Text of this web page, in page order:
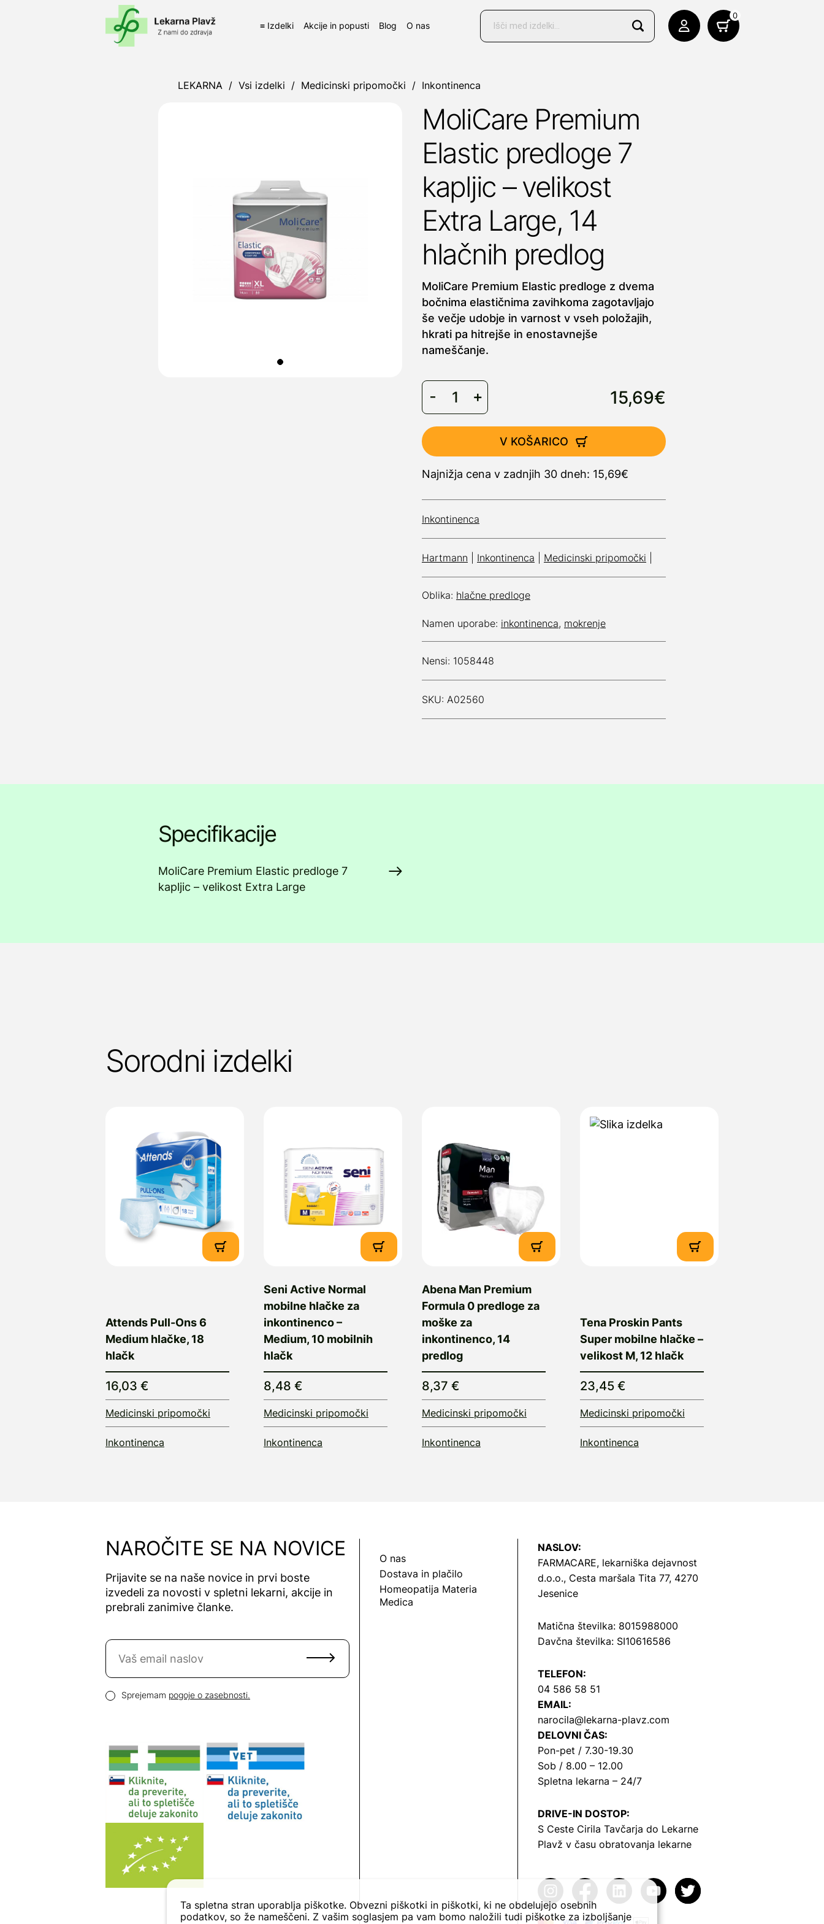
≡ Izdelki Akcije in popusti Blog O nas
Products
search
0
LEKARNA / Vsi izdelki / Medicinski pripomočki / Inkontinenca
MoliCare Premium
Elastic predloge 7
kapljic – velikost
Extra Large, 14
hlačnih predlog
MoliCare Premium Elastic predloge z dvema
bočnima elastičnima zavihkoma zagotavljajo
še večje udobje in varnost v vseh položajih,
hkrati pa hitrejše in enostavnejše
nameščanje.
15,69€
V KOŠARICO
Najnižja cena v zadnjih 30 dneh: 15,69€
Inkontinenca
Hartmann Inkontinenca Medicinski pripomočki
Oblika: hlačne predloge
Namen uporabe: inkontinenca, mokrenje
Nensi: 1058448
SKU: A02560
Specifikacije
MoliCare Premium Elastic predloge 7
kapljic – velikost Extra Large
Sorodni izdelki
Attends Pull-Ons 6
Medium hlačke, 18
hlačk
16,03 €
Medicinski pripomočki
Inkontinenca
Seni Active Normal
mobilne hlačke za
inkontinenco –
Medium, 10 mobilnih
hlačk
8,48 €
Medicinski pripomočki
Inkontinenca
Abena Man Premium
Formula 0 predloge za
moške za
inkontinenco, 14
predlog
8,37 €
Medicinski pripomočki
Inkontinenca
Tena Proskin Pants
Super mobilne hlačke –
velikost M, 12 hlačk
23,45 €
Medicinski pripomočki
Inkontinenca
NAROČITE SE NA NOVICE
Prijavite se na naše novice in prvi boste
izvedeli za novosti v spletni lekarni, akcije in
prebrali zanimive članke.
Naročite se na novice
Pogoji zasebnosti
Sprejemam pogoje o zasebnosti.
O nas
Dostava in plačilo
Homeopatija Materia
Medica
NASLOV:
FARMACARE, lekarniška dejavnost
d.o.o., Cesta maršala Tita 77, 4270
Jesenice
Matična številka: 8015988000
Davčna številka: SI10616586
TELEFON:
04 586 58 51
EMAIL:
narocila@lekarna-plavz.com
DELOVNI ČAS:
Pon-pet / 7.30-19.30
Sob / 8.00 – 12.00
Spletna lekarna – 24/7
DRIVE-IN DOSTOP:
S Ceste Cirila Tavčarja do Lekarne
Plavž v času obratovanja lekarne
Ta spletna stran uporablja piškotke. Obvezni piškotki in piškotki, ki ne obdelujejo osebnih
podatkov, so že nameščeni. Z vašim soglasjem pa vam bomo naložili tudi piškotke za izboljšanje